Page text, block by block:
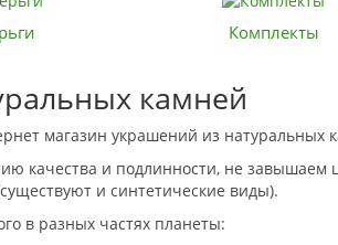
Комплекты
камней
магазин украшений из натуральных
качества и подлинности, не завышаем
и синтетические виды).
в разных частях планеты: